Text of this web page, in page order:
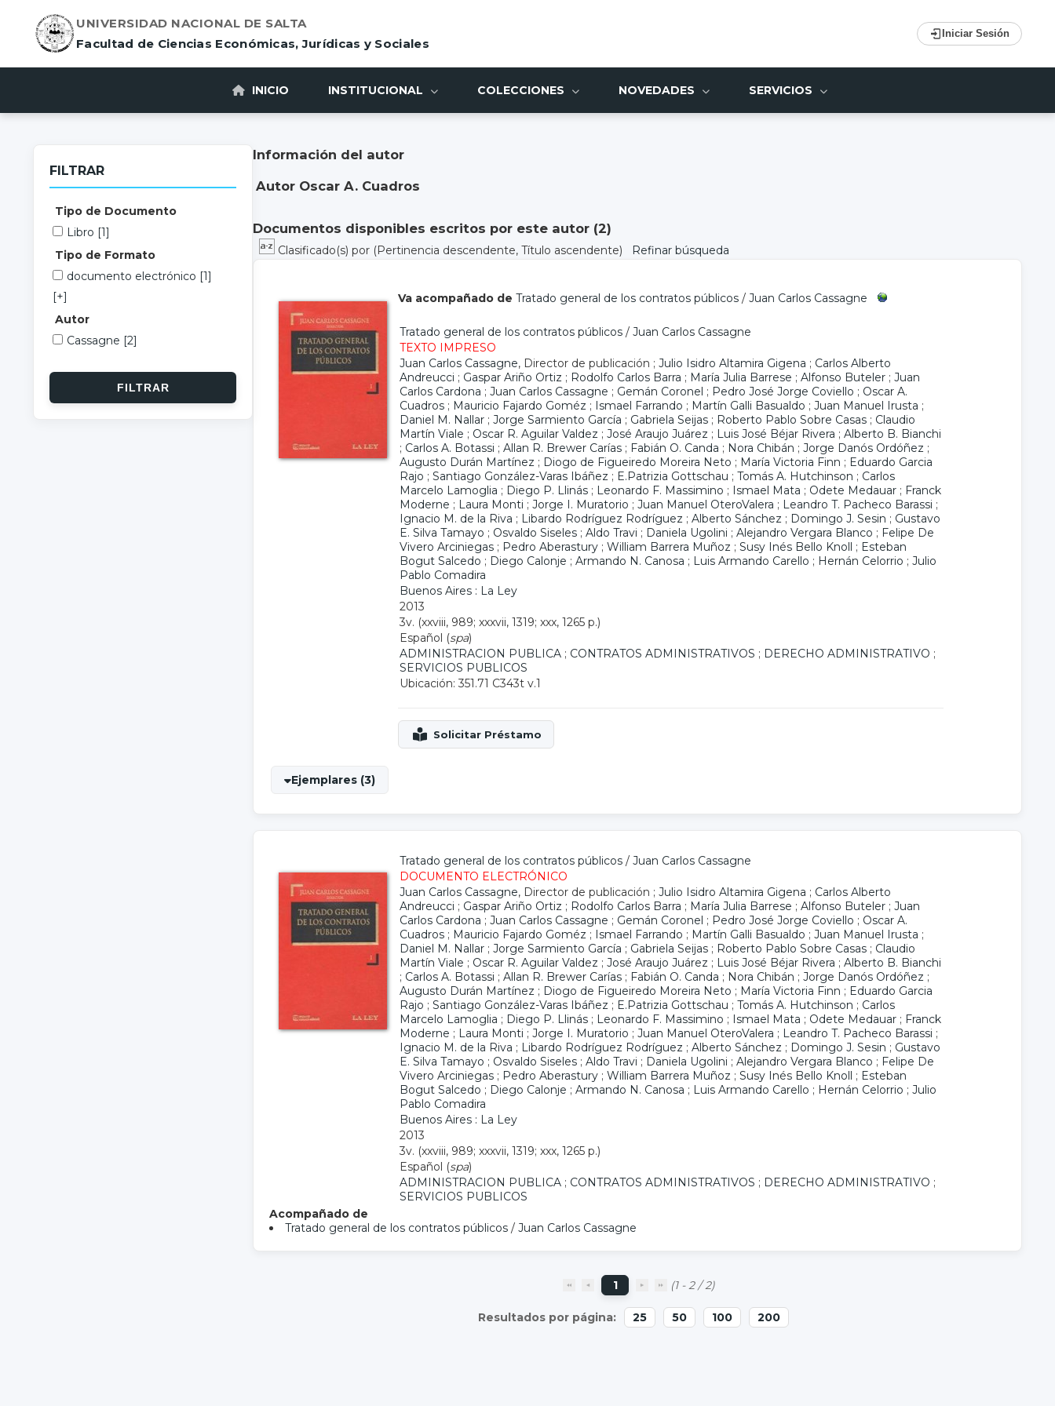
UNIVERSIDAD NACIONAL DE SALTA
Facultad de Ciencias Económicas, Jurídicas y Sociales
Iniciar Sesión
INICIO INSTITUCIONAL COLECCIONES NOVEDADES SERVICIOS
Información del autor
Autor Oscar A. Cuadros
Documentos disponibles escritos por este autor (2)
Clasificado(s) por (Pertinencia descendente, Título ascendente) Refinar búsqueda
Va acompañado de Tratado general de los contratos públicos / Juan Carlos Cassagne
Tratado general de los contratos públicos / Juan Carlos Cassagne
TEXTO IMPRESO
Juan Carlos Cassagne, Director de publicación ; Julio Isidro Altamira Gigena ; Carlos Alberto
Andreucci ; Gaspar Ariño Ortiz ; Rodolfo Carlos Barra ; María Julia Barrese ; Alfonso Buteler ; Juan
Carlos Cardona ; Juan Carlos Cassagne ; Gemán Coronel ; Pedro José Jorge Coviello ; Oscar A.
Cuadros ; Mauricio Fajardo Goméz ; Ismael Farrando ; Martín Galli Basualdo ; Juan Manuel Irusta ;
Daniel M. Nallar ; Jorge Sarmiento García ; Gabriela Seijas ; Roberto Pablo Sobre Casas ; Claudio
Martín Viale ; Oscar R. Aguilar Valdez ; José Araujo Juárez ; Luis José Béjar Rivera ; Alberto B. Bianchi
; Carlos A. Botassi ; Allan R. Brewer Carías ; Fabián O. Canda ; Nora Chibán ; Jorge Danós Ordóñez ;
Augusto Durán Martínez ; Diogo de Figueiredo Moreira Neto ; María Victoria Finn ; Eduardo Garcia
Rajo ; Santiago González-Varas Ibáñez ; E.Patrizia Gottschau ; Tomás A. Hutchinson ; Carlos
Marcelo Lamoglia ; Diego P. Llinás ; Leonardo F. Massimino ; Ismael Mata ; Odete Medauar ; Franck
Moderne ; Laura Monti ; Jorge I. Muratorio ; Juan Manuel OteroValera ; Leandro T. Pacheco Barassi ;
Ignacio M. de la Riva ; Libardo Rodríguez Rodríguez ; Alberto Sánchez ; Domingo J. Sesin ; Gustavo
E. Silva Tamayo ; Osvaldo Siseles ; Aldo Travi ; Daniela Ugolini ; Alejandro Vergara Blanco ; Felipe De
Vivero Arciniegas ; Pedro Aberastury ; William Barrera Muñoz ; Susy Inés Bello Knoll ; Esteban
Bogut Salcedo ; Diego Calonje ; Armando N. Canosa ; Luis Armando Carello ; Hernán Celorrio ; Julio
Pablo Comadira
Buenos Aires : La Ley
2013
3v. (xxviii, 989; xxxvii, 1319; xxx, 1265 p.)
Español (spa)
ADMINISTRACION PUBLICA ; CONTRATOS ADMINISTRATIVOS ; DERECHO ADMINISTRATIVO ;
SERVICIOS PUBLICOS
Ubicación: 351.71 C343t v.1
Ejemplares (3)
Tratado general de los contratos públicos / Juan Carlos Cassagne
DOCUMENTO ELECTRÓNICO
Juan Carlos Cassagne, Director de publicación ; Julio Isidro Altamira Gigena ; Carlos Alberto
Andreucci ; Gaspar Ariño Ortiz ; Rodolfo Carlos Barra ; María Julia Barrese ; Alfonso Buteler ; Juan
Carlos Cardona ; Juan Carlos Cassagne ; Gemán Coronel ; Pedro José Jorge Coviello ; Oscar A.
Cuadros ; Mauricio Fajardo Goméz ; Ismael Farrando ; Martín Galli Basualdo ; Juan Manuel Irusta ;
Daniel M. Nallar ; Jorge Sarmiento García ; Gabriela Seijas ; Roberto Pablo Sobre Casas ; Claudio
Martín Viale ; Oscar R. Aguilar Valdez ; José Araujo Juárez ; Luis José Béjar Rivera ; Alberto B. Bianchi
; Carlos A. Botassi ; Allan R. Brewer Carías ; Fabián O. Canda ; Nora Chibán ; Jorge Danós Ordóñez ;
Augusto Durán Martínez ; Diogo de Figueiredo Moreira Neto ; María Victoria Finn ; Eduardo Garcia
Rajo ; Santiago González-Varas Ibáñez ; E.Patrizia Gottschau ; Tomás A. Hutchinson ; Carlos
Marcelo Lamoglia ; Diego P. Llinás ; Leonardo F. Massimino ; Ismael Mata ; Odete Medauar ; Franck
Moderne ; Laura Monti ; Jorge I. Muratorio ; Juan Manuel OteroValera ; Leandro T. Pacheco Barassi ;
Ignacio M. de la Riva ; Libardo Rodríguez Rodríguez ; Alberto Sánchez ; Domingo J. Sesin ; Gustavo
E. Silva Tamayo ; Osvaldo Siseles ; Aldo Travi ; Daniela Ugolini ; Alejandro Vergara Blanco ; Felipe De
Vivero Arciniegas ; Pedro Aberastury ; William Barrera Muñoz ; Susy Inés Bello Knoll ; Esteban
Bogut Salcedo ; Diego Calonje ; Armando N. Canosa ; Luis Armando Carello ; Hernán Celorrio ; Julio
Pablo Comadira
Buenos Aires : La Ley
2013
3v. (xxviii, 989; xxxvii, 1319; xxx, 1265 p.)
Español (spa)
ADMINISTRACION PUBLICA ; CONTRATOS ADMINISTRATIVOS ; DERECHO ADMINISTRATIVO ;
SERVICIOS PUBLICOS
Acompañado de
Tratado general de los contratos públicos / Juan Carlos Cassagne
1 (1 - 2 / 2)
25 50 100 200
FILTRAR
Tipo de Documento
Libro [1]
Tipo de Formato
documento electrónico [1]
[+]
Autor
Cassagne [2]